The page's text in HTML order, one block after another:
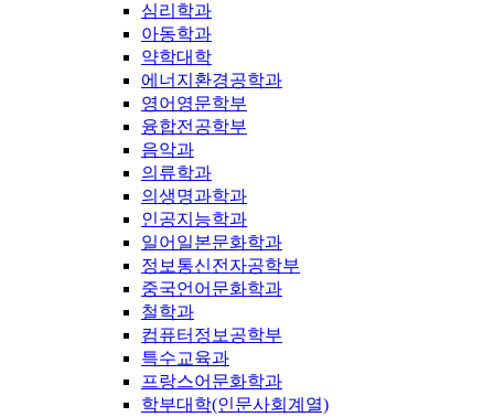
심리학과
아동학과
약학대학
에너지환경공학과
영어영문학부
융합전공학부
음악과
의류학과
의생명과학과
인공지능학과
일어일본문화학과
정보통신전자공학부
중국언어문화학과
철학과
컴퓨터정보공학부
특수교육과
프랑스어문화학과
학부대학(인문사회계열)